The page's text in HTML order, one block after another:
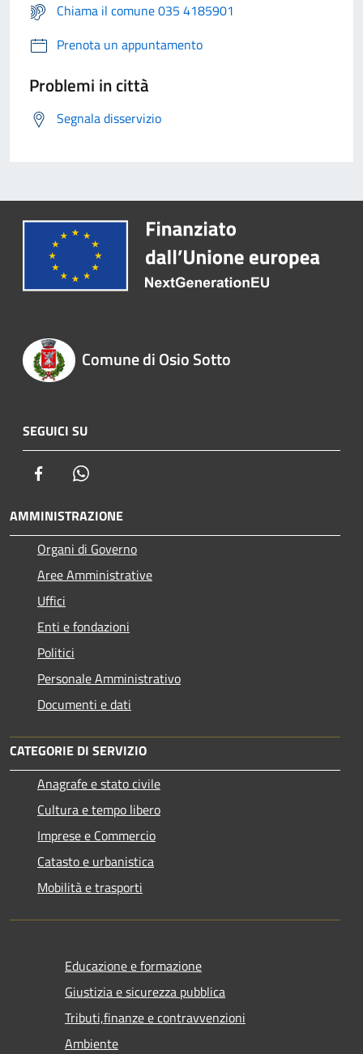
Chiama il comune 035 4185901
Prenota un appuntamento
Problemi in città
Segnala disservizio
Comune di Osio Sotto
SEGUICI SU
Facebook
AMMINISTRAZIONE
Organi di Governo
Aree Amministrative
Uffici
Enti e fondazioni
Politici
Personale Amministrativo
Documenti e dati
CATEGORIE DI SERVIZIO
Anagrafe e stato civile
Cultura e tempo libero
Imprese e Commercio
Catasto e urbanistica
Mobilità e trasporti
Educazione e formazione
Giustizia e sicurezza pubblica
Tributi,finanze e contravvenzioni
Ambiente